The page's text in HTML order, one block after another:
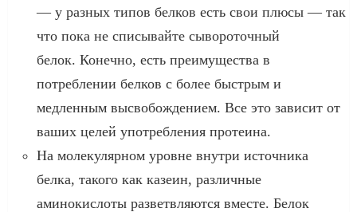
— у разных типов белков есть свои плюсы — так
что пока не списывайте сывороточный
белок. Конечно, есть преимущества в
потреблении белков с более быстрым и
медленным высвобождением. Все это зависит от
ваших целей употребления протеина.
На молекулярном уровне внутри источника
белка, такого как казеин, различные
аминокислоты разветвляются вместе. Белок